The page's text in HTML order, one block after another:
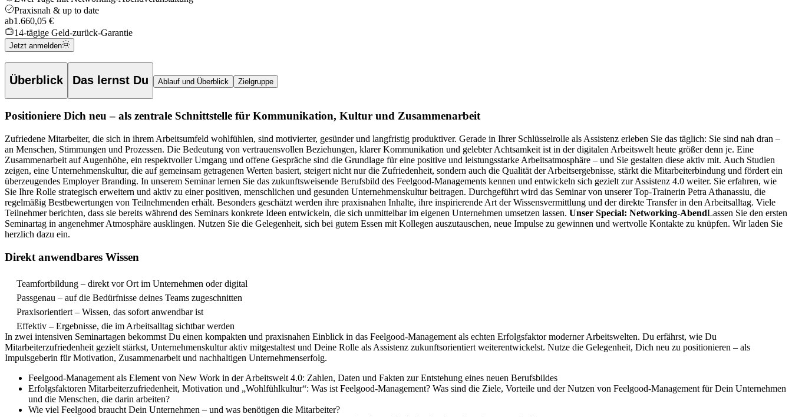
Praxisnah & up to date
ab1.660,05 €
14-tägige Geld-zurück-Garantie
Jetzt anmelden
Überblick Das lernst Du Ablauf und Überblick Zielgruppe
Positioniere Dich neu – als zentrale Schnittstelle für Kommunikation, Kultur und Zusammenarbeit
Zufriedene Mitarbeiter, die sich in ihrem Arbeitsumfeld wohlfühlen, sind motivierter, gesünder und langfristig produktiver. Gerade in Ihrer Schlüsselrolle als Assistenz erleben Sie das täglich: Sie sind nah dran –
an Menschen, Stimmungen und Prozessen. Die Bedeutung von vertrauensvollen Beziehungen, klarer Kommunikation und gelebter Achtsamkeit ist in der digitalen Arbeitswelt heute größer denn je. Eine
Zusammenarbeit auf Augenhöhe, ein respektvoller Umgang und offene Gespräche sind die Grundlage für eine positive und leistungsstarke Arbeitsatmosphäre – und Sie gestalten diese aktiv mit. Auch Studien
zeigen, eine Unternehmenskultur, die auf gemeinsam getragenen Werten basiert, steigert nicht nur die Zufriedenheit, sondern auch die Qualität der Arbeitsergebnisse, stärkt die Mitarbeiterbindung und fördert ein
überzeugendes Employer Branding. In unserem Seminar lernen Sie das zukunftsweisende Berufsbild des Feelgood-Managements kennen und entwickeln sich gezielt zur Assistenz 4.0 weiter. Sie erfahren, wie
Sie Ihre Rolle strategisch erweitern und aktiv zu einer positiven, menschlichen und gesunden Unternehmenskultur beitragen. Durchgeführt wird das Seminar von unserer Top-Trainerin Petra Athanassiu, die
regelmäßig Bestbewertungen von Teilnehmenden erhält. Besonders geschätzt werden ihre praxisnahen Inhalte, ihre inspirierende Art der Wissensvermittlung und der direkte Transfer in den Arbeitsalltag. Viele
Teilnehmer berichten, dass sie bereits während des Seminars konkrete Ideen entwickeln, die sich unmittelbar im eigenen Unternehmen umsetzen lassen. Unser Special: Networking-AbendLassen Sie den ersten
Seminartag in angenehmer Atmosphäre ausklingen. Nutzen Sie die Gelegenheit, sich bei gutem Essen mit Kollegen auszutauschen, neue Impulse zu gewinnen und wertvolle Kontakte zu knüpfen. Wir laden Sie
herzlich dazu ein.
Direkt anwendbares Wissen
Teamfortbildung – direkt vor Ort im Unternehmen oder digital
Passgenau – auf die Bedürfnisse deines Teams zugeschnitten
Praxisorientiert – Wissen, das sofort anwendbar ist
Effektiv – Ergebnisse, die im Arbeitsalltag sichtbar werden
In zwei intensiven Seminartagen bekommst Du einen kompakten und praxisnahen Einblick in das Feelgood-Management als echten Erfolgsfaktor moderner Arbeitswelten. Du erfährst, wie Du
Mitarbeiterzufriedenheit gezielt stärkst, Unternehmenskultur aktiv mitgestaltest und Deine Rolle als Assistenz zukunftsorientiert weiterentwickelst. Nutze die Gelegenheit, Dich neu zu positionieren – als
Impulsgeberin für Motivation, Zusammenarbeit und nachhaltigen Unternehmenserfolg.
Feelgood-Management als Element von New Work in der Arbeitswelt 4.0: Zahlen, Daten und Fakten zur Entstehung eines neuen Berufsbildes
Erfolgsfaktoren Mitarbeiterzufriedenheit, Motivation und „Wohlfühlkultur“: Was ist Feelgood-Management? Was sind die Ziele, Vorteile und der Nutzen von Feelgood-Management für Dein Unternehmen
und die Menschen, die darin arbeiten?
Wie viel Feelgood braucht Dein Unternehmen – und was benötigen die Mitarbeiter?